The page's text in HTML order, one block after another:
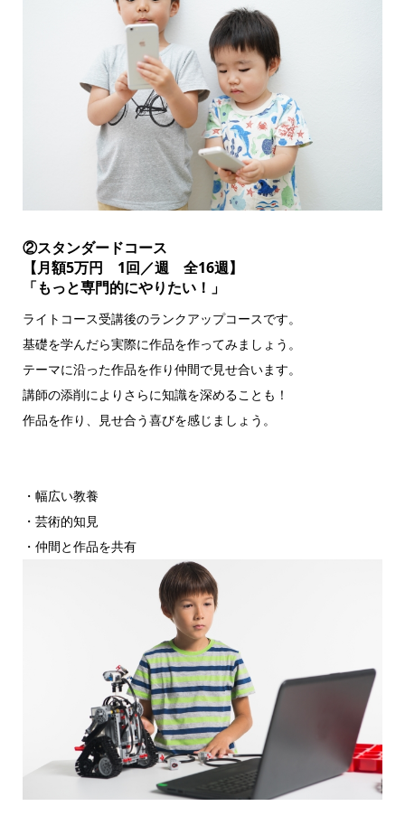
②スタンダードコース
【月額5万円 1回／週 全16週】
「もっと専門的にやりたい！」
ライトコース受講後のランクアップコースです。
基礎を学んだら実際に作品を作ってみましょう。
テーマに沿った作品を作り仲間で見せ合います。
講師の添削によりさらに知識を深めることも！
作品を作り、見せ合う喜びを感じましょう。
・幅広い教養
・芸術的知見
・仲間と作品を共有